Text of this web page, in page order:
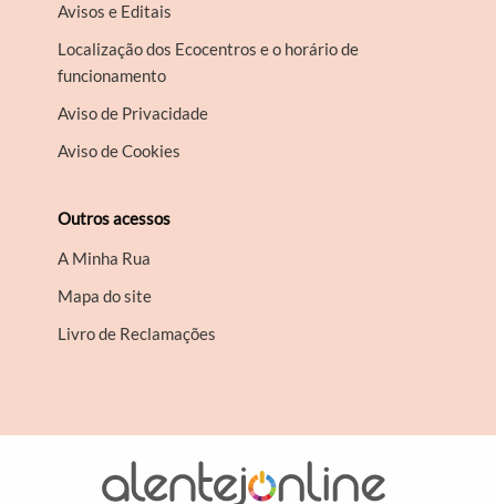
Avisos e Editais
Localização dos Ecocentros e o horário de
funcionamento
Aviso de Privacidade
Aviso de Cookies
Outros acessos
A Minha Rua
Mapa do site
Livro de Reclamações